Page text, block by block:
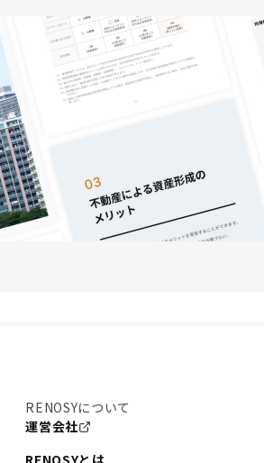
RENOSYについて
運営会社
RENOSYとは